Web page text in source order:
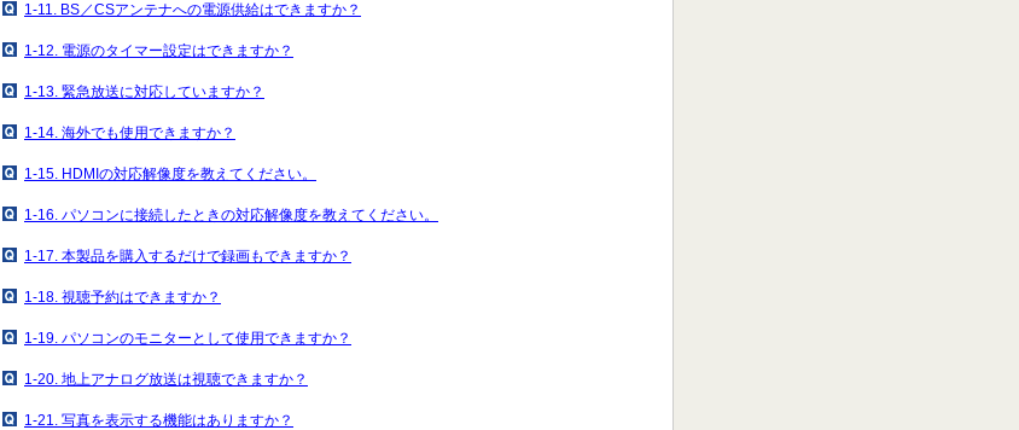
1-11. BS／CSアンテナへの電源供給はできますか？
1-12. 電源のタイマー設定はできますか？
1-13. 緊急放送に対応していますか？
1-14. 海外でも使用できますか？
1-15. HDMIの対応解像度を教えてください。
1-16. パソコンに接続したときの対応解像度を教えてください。
1-17. 本製品を購入するだけで録画もできますか？
1-18. 視聴予約はできますか？
1-19. パソコンのモニターとして使用できますか？
1-20. 地上アナログ放送は視聴できますか？
1-21. 写真を表示する機能はありますか？